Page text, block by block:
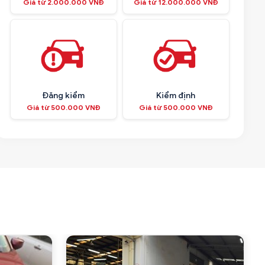
Giá từ 2.000.000 VNĐ Giá từ 12.000.000 VNĐ
Đăng kiểm
Giá từ 500.000 VNĐ
Kiểm định
Giá từ 500.000 VNĐ